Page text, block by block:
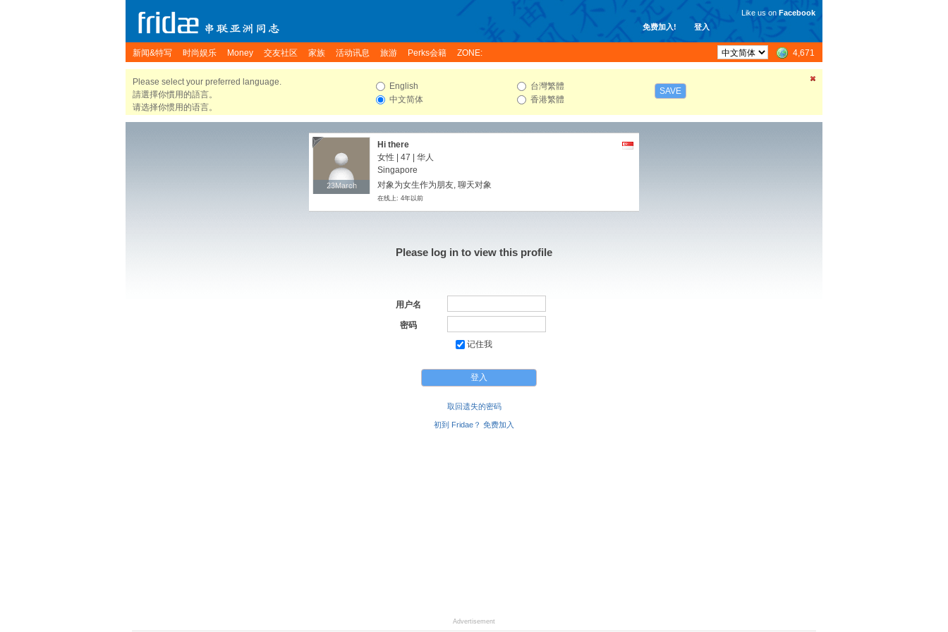
免费加入! 登入
Like us on Facebook
新闻&特写 时尚娱乐 Money 交友社区 家族 活动讯息 旅游 Perks会籍 ZONE: 4,671
Please select your preferred language.
請選擇你慣用的語言。
请选择你惯用的语言。
English
中文简体
台灣繁體
香港繁體
SAVE
23March
23March
Hi there
女性 | 47 | 华人
Singapore
对象为女生作为朋友, 聊天对象
在线上: 4年以前
Please log in to view this profile
用户名
密码
记住我
取回遗失的密码
初到 Fridae？ 免费加入
Advertisement